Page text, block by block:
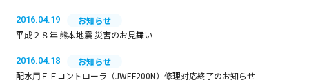
2016.04.19
お知らせ
平成２８年 熊本地震 災害のお見舞い
2016.04.18
お知らせ
配水用ＥＦコントローラ（JWEF200N）修理対応終了のお知らせ